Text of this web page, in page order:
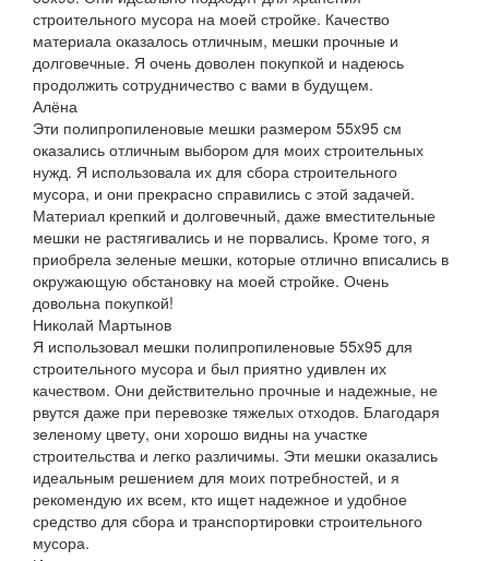
строительного мусора на моей стройке. Качество
материала оказалось отличным, мешки прочные и
долговечные. Я очень доволен покупкой и надеюсь
продолжить сотрудничество с вами в будущем.
Алёна
Эти полипропиленовые мешки размером 55x95 см
оказались отличным выбором для моих строительных
нужд. Я использовала их для сбора строительного
мусора, и они прекрасно справились с этой задачей.
Материал крепкий и долговечный, даже вместительные
мешки не растягивались и не порвались. Кроме того, я
приобрела зеленые мешки, которые отлично вписались в
окружающую обстановку на моей стройке. Очень
довольна покупкой!
Николай Мартынов
Я использовал мешки полипропиленовые 55x95 для
строительного мусора и был приятно удивлен их
качеством. Они действительно прочные и надежные, не
рвутся даже при перевозке тяжелых отходов. Благодаря
зеленому цвету, они хорошо видны на участке
строительства и легко различимы. Эти мешки оказались
идеальным решением для моих потребностей, и я
рекомендую их всем, кто ищет надежное и удобное
средство для сбора и транспортировки строительного
мусора.